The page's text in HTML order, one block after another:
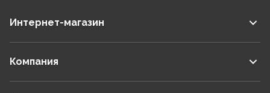
Интернет-магазин
Компания